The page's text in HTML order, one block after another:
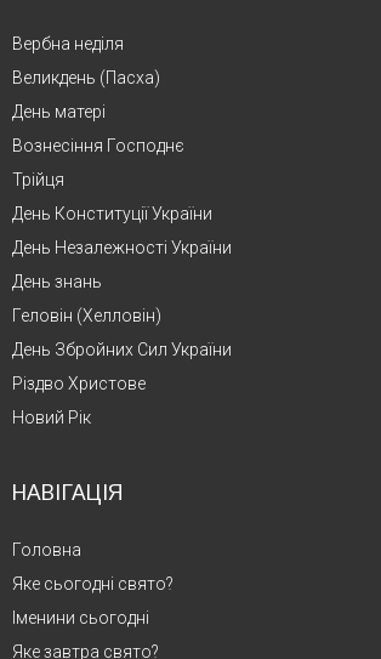
Вербна неділя
Великдень (Пасха)
День матері
Вознесіння Господнє
Трійця
День Конституції України
День Незалежності України
День знань
Геловін (Хелловін)
День Збройних Сил України
Різдво Христове
Новий Рік
НАВІГАЦІЯ
Головна
Яке сьогодні свято?
Іменини сьогодні
Яке завтра свято?